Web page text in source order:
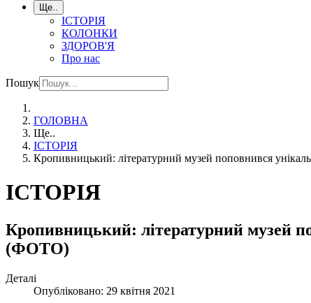
Ще..
ІСТОРІЯ
КОЛОНКИ
ЗДОРОВ'Я
Про нас
Пошук
ГОЛОВНА
Ще..
ІСТОРІЯ
Кропивницький: літературний музей поповнився
ІСТОРІЯ
Кропивницький: літературний музей
(ФОТО)
Деталі
Опубліковано: 29 квітня 2021